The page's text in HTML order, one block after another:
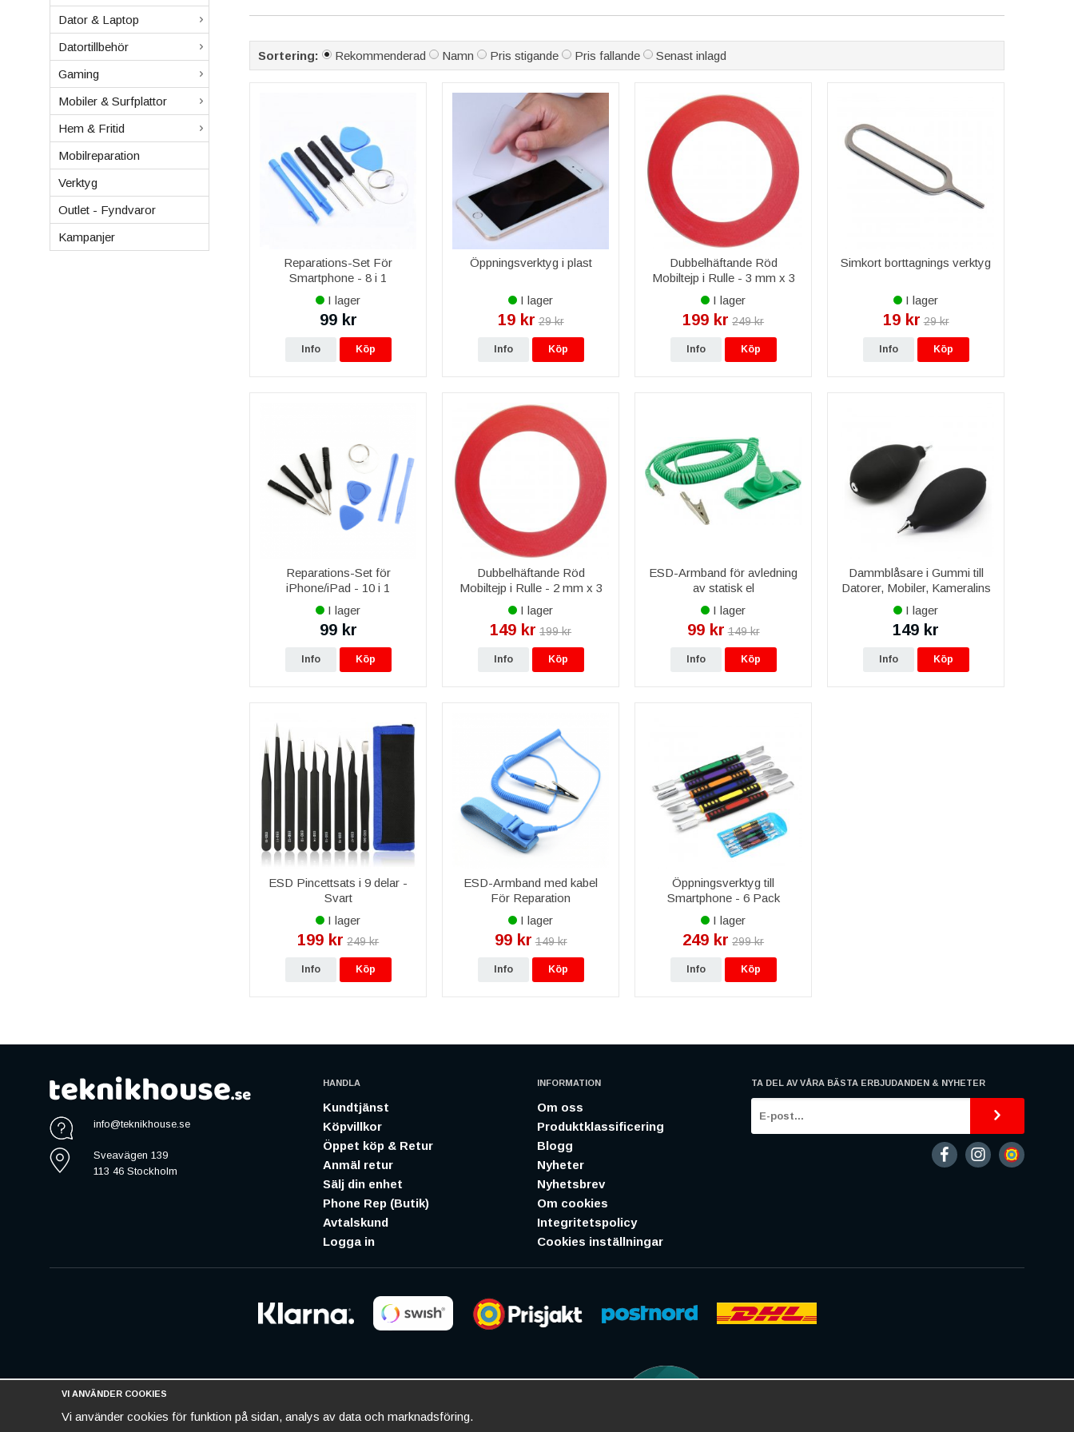
Dator & Laptop
Datortillbehör
Gaming
Mobiler & Surfplattor
Hem & Fritid
Mobilreparation
Verktyg
Outlet - Fyndvaror
Kampanjer
Alla delar är modellspecifika för LG G5 H850 och funktionstestade före leverans.
Ingår garanti?
Ja, livstidsgaranti på reservdelen, fri frakt över 999 kr och leverans 1–3 vardagar.
Ja, via vår mobilreparation byter vi skärm, batteri och baksida på LG G5 H850.
Sortering: Rekommenderad Namn Pris stigande Pris fallande Senast inlagd
Reparations-Set För
Smartphone - 8 i 1
I lager
99 kr
Info Köp
Öppningsverktyg i plast
I lager
19 kr 29 kr
Info Köp
Dubbelhäftande Röd
Mobiltejp i Rulle - 3 mm x 3
M
I lager
199 kr 249 kr
Info Köp
Simkort borttagnings verktyg
I lager
19 kr 29 kr
Info Köp
Reparations-Set för
iPhone/iPad - 10 i 1
I lager
99 kr
Info Köp
Dubbelhäftande Röd
Mobiltejp i Rulle - 2 mm x 3
M
I lager
149 kr 199 kr
Info Köp
ESD-Armband för avledning
av statisk el
I lager
99 kr 149 kr
Info Köp
Dammblåsare i Gummi till
Datorer, Mobiler, Kameralins
I lager
149 kr
Info Köp
ESD Pincettsats i 9 delar -
Svart
I lager
199 kr 249 kr
Info Köp
ESD-Armband med kabel
För Reparation
I lager
99 kr 149 kr
Info Köp
Öppningsverktyg till
Smartphone - 6 Pack
I lager
249 kr 299 kr
Info Köp
info@teknikhouse.se
Sveavägen 139
113 46 Stockholm
HANDLA
Kundtjänst
Köpvillkor
Öppet köp & Retur
Anmäl retur
Sälj din enhet
Phone Rep (Butik)
Avtalskund
Logga in
INFORMATION
Om oss
Produktklassificering
Blogg
Nyheter
Nyhetsbrev
Om cookies
Integritetspolicy
Cookies inställningar
TA DEL AV VÅRA BÄSTA ERBJUDANDEN & NYHETER
VI ANVÄNDER COOKIES
Vi använder cookies för funktion på sidan, analys av data och marknadsföring.